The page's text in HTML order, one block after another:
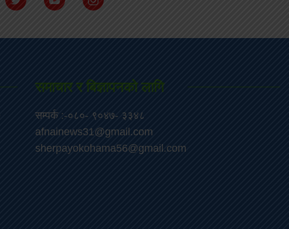
समाचार र बिज्ञापनको लागि
सम्पर्क :-०८०- ९०४७- ३३४८
afnainews31@gmail.com
sherpayokohama56@gmail.com